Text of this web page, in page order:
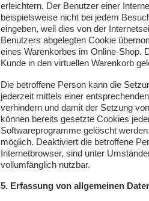
erleichtern. Der Benutzer einer
beispielsweise nicht bei jedem
eingeben, weil dies von der
Benutzers abgelegten Cookie
eines Warenkorbes im Online-Shop.
Kunde in den virtuellen Warenkorb
Die betroffene Person kann die
jederzeit mittels einer
verhindern und damit der Setzung
können bereits gesetzte Cookies
Softwareprogramme gelöscht
möglich. Deaktiviert die betroffene
Internetbrowser, sind unter
vollumfänglich nutzbar.
5. Erfassung von allgemeinen